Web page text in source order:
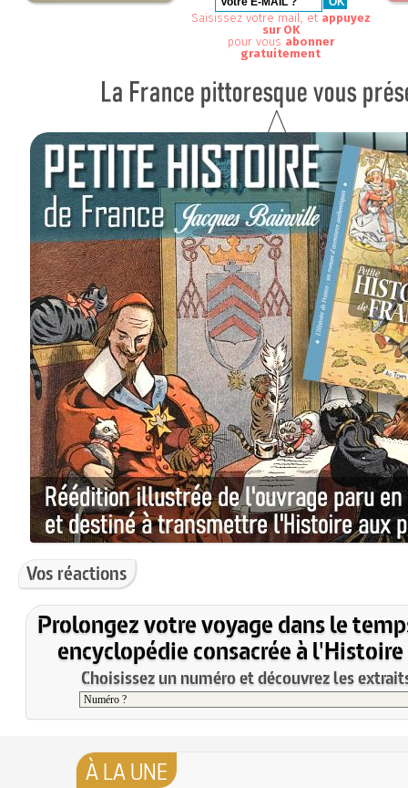
Saisissez votre mail, et appuyez
sur OK
pour vous abonner
gratuitement
Vos réactions
Prolongez votre voyage dans le
encyclopédie consacrée à l'Histoire
Choisissez un numéro et découvrez les
À LA UNE